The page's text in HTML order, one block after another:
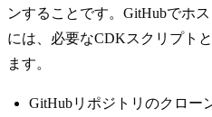
ンすることです。GitHubでホ
には、必要なCDKスクリプト
ます。
GitHubリポジトリのクロー